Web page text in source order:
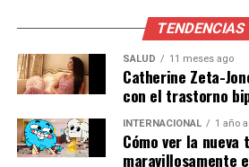
Este tipo de movimientos no son
En el pasado, otros comentaristas
hecho transiciones similares, lo
competencia entre las cadenas es
es un recurso valioso y codiciado.
TENDENCIAS
SALUD 11 meses ago
Catherine Zeta-
con el trastorno
INTERNACIONAL 1 año
Cómo ver la nueva
maravillosamente